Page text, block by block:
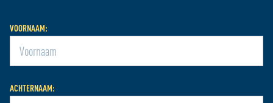
VOORNAAM:
ACHTERNAAM: